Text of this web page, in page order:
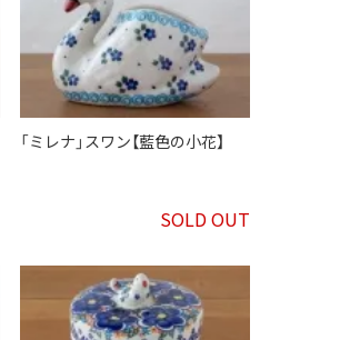
「ミレナ」スワン【藍色の小花】
SOLD OUT